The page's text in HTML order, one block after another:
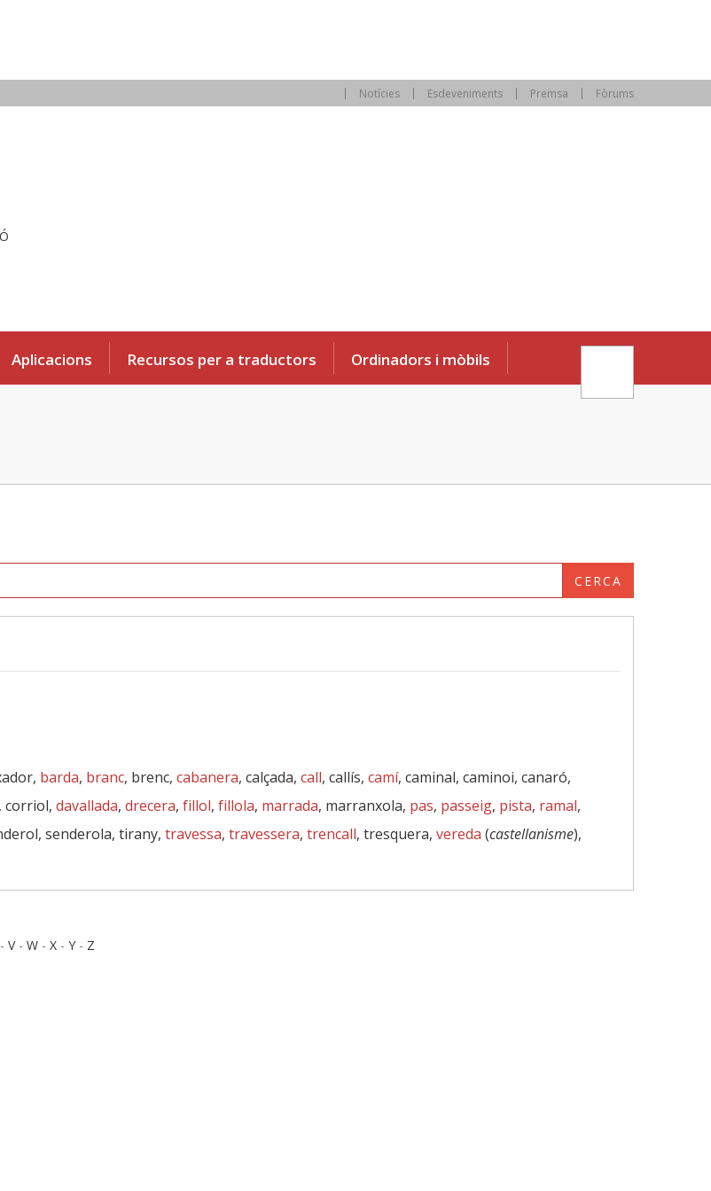
Notícies Esdeveniments Premsa Fòrums
Aplicacions Recursos per a traductors Ordinadors i mòbils
CERCA
barda, branc, brenc, cabanera, calçada, call, callís, camí, caminal, caminoi, canaró,
, corriol, davallada, drecera, fillol, fillola, marrada, marranxola, pas, passeig, pista, ramal,
senderola, tirany, travessa, travessera, trencall, tresquera, vereda (castellanisme),
- V- W - X - Y - Z